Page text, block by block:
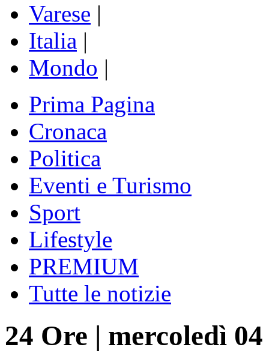
Varese |
Italia |
Mondo |
Prima Pagina
Cronaca
Politica
Eventi e Turismo
Sport
Lifestyle
PREMIUM
Tutte le notizie
24 Ore | mercoledì